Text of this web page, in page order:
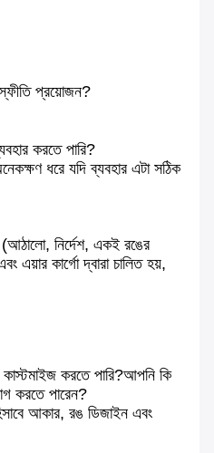
প্রয়োজন?
করতে পারি?
ধরেযদি ব্যবহারএটা সঠিক
নির্দেশ, একই রঙের
এয়ার কার্গো দ্বারা চালিত হয়,
করতে পারি?আপনি কি
করতে পারেন?
আকার, রঙ ডিজাইন এবং